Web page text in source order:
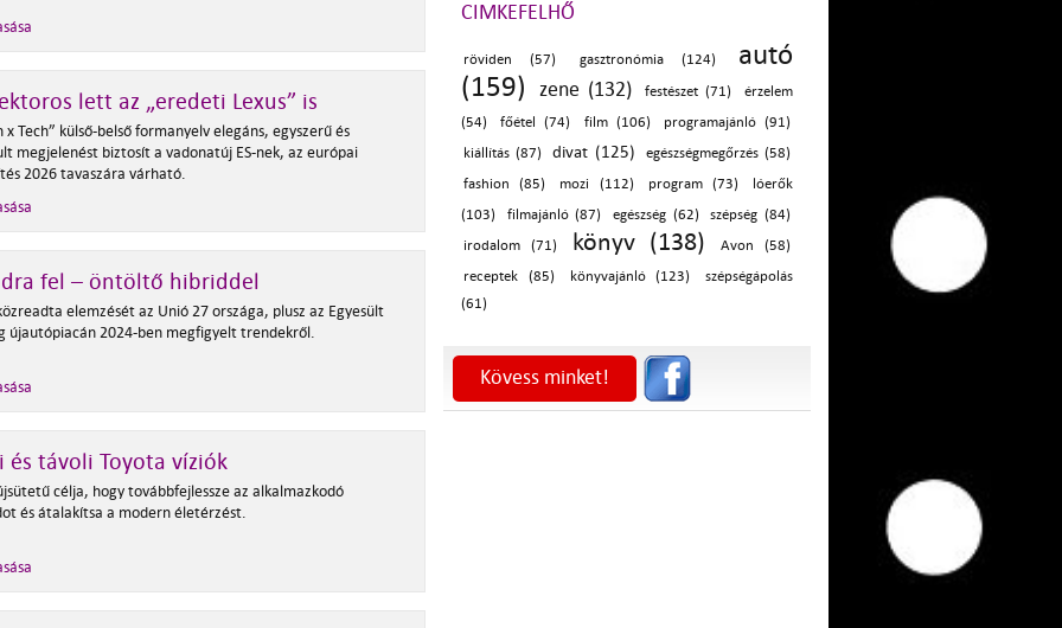
lett az „eredeti Lexus” is
x Tech” külső-belső formanyelv elegáns, egyszerű és
megjelenést biztosít a vadonatúj ES-nek, az európai
2026 tavaszára várható.
fel – öntöltő hibriddel
elemzését az Unió 27 országa, plusz az Egyesült
újautópiacán 2024-ben megfigyelt trendekről.
és távoli Toyota víziók
célja, hogy továbbfejlessze az alkalmazkodó
és átalakítsa a modern életérzést.
CIMKEFELHŐ
röviden (57) gasztronómia (124)
autó
(159)
zene (132) festészet (71)
érzelem
(54)
főétel (74) film (106)
programajánló (91)
kiállítás (87)
divat (125)
egészségmegőrzés (58)
fashion (85)
mozi (112) program (73)
lóerők
(103)
filmajánló (87) egészség (62)
szépség (84)
irodalom (71)
könyv (138)
Avon (58)
receptek (85)
könyvajánló (123)
szépségápolás
(61)
Kövess minket!